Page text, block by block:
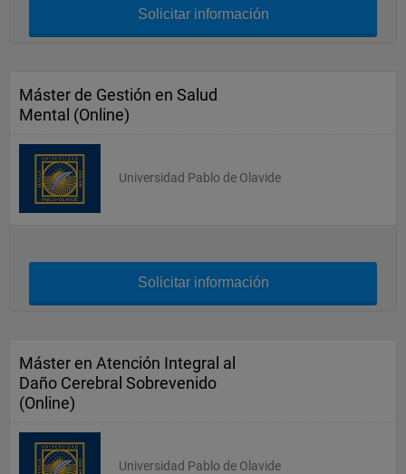
Solicitar información
Máster de Gestión en Salud
Mental (Online)
Universidad Pablo de Olavide
Solicitar información
Máster en Atención Integral al
Daño Cerebral Sobrevenido
(Online)
Universidad Pablo de Olavide